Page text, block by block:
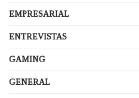
EMPRESARIAL
ENTREVISTAS
GAMING
GENERAL